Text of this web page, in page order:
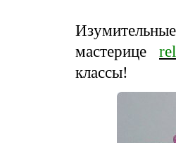
мастерице
классы!